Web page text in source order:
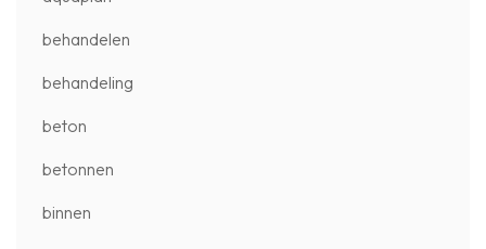
behandelen
behandeling
beton
betonnen
binnen